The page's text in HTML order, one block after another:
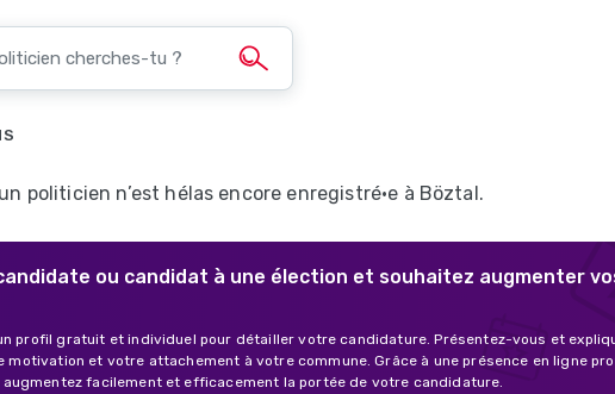
politicien n’est hélas encore enregistré·e à Böztal.
ou candidat à une élection et souhaitez augmenter
profil gratuit et individuel pour détailler votre candidature. Présentez-vous et
et votre attachement à votre commune. Grâce à une présence en ligne
augmentez facilement et efficacement la portée de votre candidature.